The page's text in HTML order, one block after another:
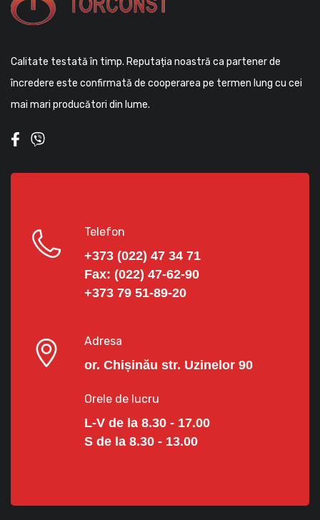
Calitate testată în timp. Reputația noastră ca partener de
încredere este confirmată de cooperarea pe termen lung cu cei
mai mari producători din lume.
Telefon
+373 (022) 47 34 71
Fax: (022) 47-62-90
+373 79 51-89-20
Adresa
or. Chișinău str. Uzinelor 90
Orele de lucru
L-V de la 8.30 - 17.00
S de la 8.30 - 13.00